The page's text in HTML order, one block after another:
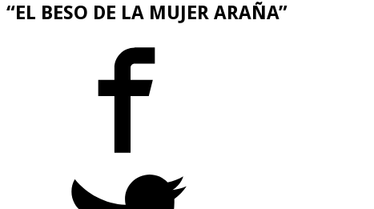
“EL BESO DE LA MUJER ARAÑA”